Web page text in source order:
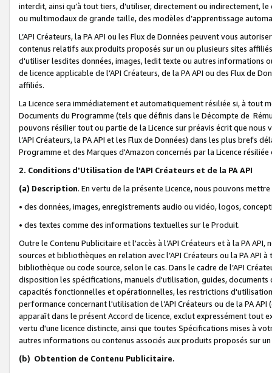
interdit, ainsi qu’à tout tiers, d’utiliser, directement ou indirectement,
ou multimodaux de grande taille, des modèles d’apprentissage
L’API Créateurs, la PA API ou les Flux de Données peuvent vous
contenus relatifs aux produits proposés sur un ou plusieurs sites
d'utiliser lesdites données, images, ledit texte ou autres informations
de licence applicable de l’API Créateurs, de la PA API ou des Flux de
affiliés.
La Licence sera immédiatement et automatiquement résiliée si, à
Documents du Programme (tels que définis dans le Décompte de
pouvons résilier tout ou partie de la Licence sur préavis écrit que
l’API Créateurs, la PA API et les Flux de Données) dans les plus
Programme et des Marques d'Amazon concernés par la Licence
2. Conditions d'Utilisation de l’API Créateurs et de la PA API
(a) Description. En vertu de la présente Licence, nous pouvons
• des données, images, enregistrements audio ou vidéo, logos,
• des textes comme des informations textuelles sur le Produit.
Outre le Contenu Publicitaire et l'accès à l’API Créateurs et à la PA
sources et bibliothèques en relation avec l’API Créateurs ou la PA
bibliothèque ou code source, selon le cas. Dans le cadre de l’API
disposition les spécifications, manuels d'utilisation, guides,
capacités fonctionnelles et opérationnelles, les restrictions
performance concernant l'utilisation de l’API Créateurs ou de la PA
apparaît dans le présent Accord de licence, exclut expressément tout
vertu d'une licence distincte, ainsi que toutes Spécifications mises à
autres informations ou contenus associés aux produits proposés sur
(b) Obtention de Contenu Publicitaire.